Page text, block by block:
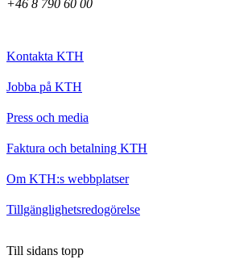
+46 8 790 60 00
Kontakta KTH
Jobba på KTH
Press och media
Faktura och betalning KTH
Om KTH:s webbplatser
Tillgänglighetsredogörelse
Till sidans topp